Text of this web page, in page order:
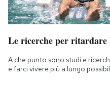
Le ricerche per ritardare
A che punto sono studi e
e farci vivere più a lungo